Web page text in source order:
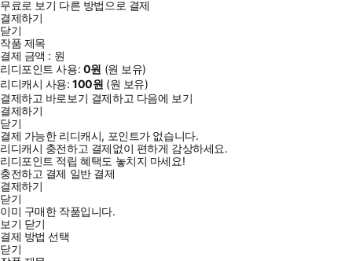
무료로 보기 다른 방법으로 결제
결제하기
닫기
작품 제목
결제 금액 : 원
리디포인트 사용: 0원 (원 보유)
리디캐시 사용:100원 (원 보유)
결제하고 바로보기 결제하고 다음에 보기
결제하기
닫기
결제 가능한 리디캐시, 포인트가 없습니다.
리디캐시 충전하고 결제없이 편하게 감상하세요.
리디포인트 적립 혜택도 놓치지 마세요!
충전하고 결제 일반 결제
결제하기
닫기
이미 구매한 작품입니다.
보기 닫기
결제 방법 선택
닫기